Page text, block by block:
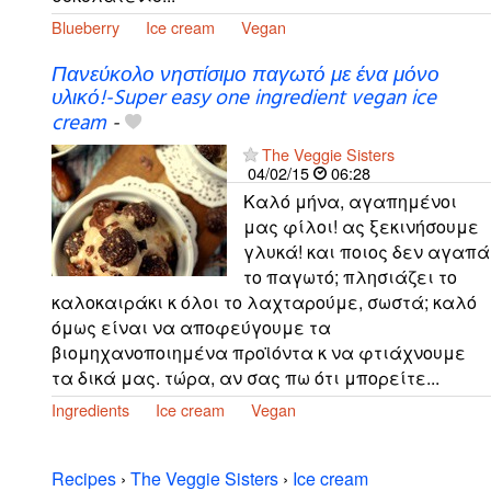
Blueberry Ice cream Vegan
Πανεύκολο νηστίσιμο παγωτό με ένα μόνο
υλικό!-Super easy one ingredient vegan ice
cream-
The Veggie Sisters
04/02/15
06:28
Καλό μήνα, αγαπημένοι
μας φίλοι! ας ξεκινήσουμε
γλυκά! και ποιος δεν αγαπά
το παγωτό; πλησιάζει το
καλοκαιράκι κ όλοι το λαχταρούμε, σωστά; καλό
όμως είναι να αποφεύγουμε τα
βιομηχανοποιημένα προϊόντα κ να φτιάχνουμε
τα δικά μας. τώρα, αν σας πω ότι μπορείτε...
Ingredients Ice cream Vegan
Recipes › The Veggie Sisters › Ice cream